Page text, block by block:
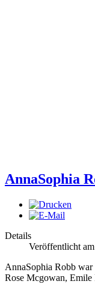
AnnaSophia
Details
Veröffentlicht
AnnaSophia Robb
Rose Mcgowan, Emile